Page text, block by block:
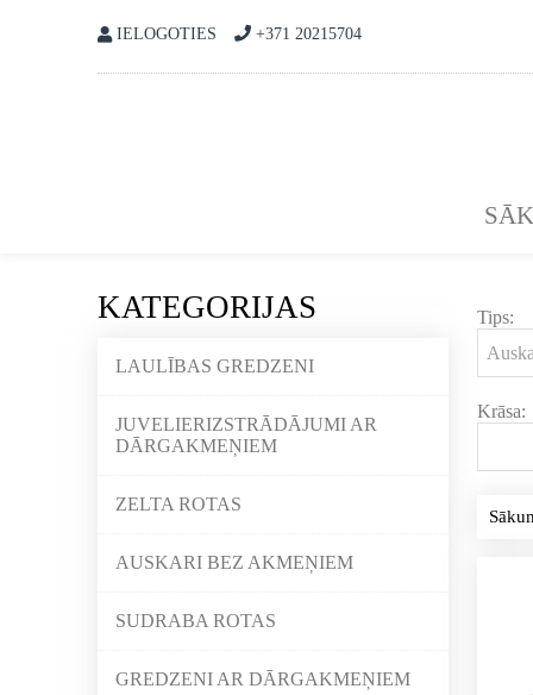
IELOGOTIES +371 20215704
KATEGORIJAS
LAULĪBAS GREDZENI
JUVELIERIZSTRĀDĀJUMI AR
DĀRGAKMEŅIEM
ZELTA ROTAS
AUSKARI BEZ AKMEŅIEM
SUDRABA ROTAS
GREDZENI AR DĀRGAKMEŅIEM
Tips:
Krāsa: